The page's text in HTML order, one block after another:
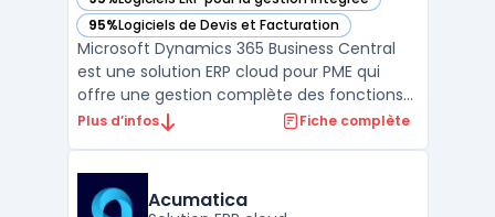
— voir Microsoft Dynamics365 Business Central dans
95%Logiciels de Devis et Facturation
— voir Microsoft Dynamics365 Business Central dans
Microsoft Dynamics 365 Business Central
est une solution ERP cloud pour PME qui
offre une gestion complète des fonctions
essentielles d’une entreprise, telles que les
croissance, Business Central automatise les
Plus d’infos Fiche complète
Acumatica